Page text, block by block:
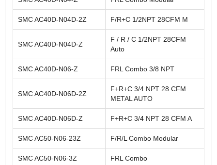
SMC AC40D-N04D-2Z F/R+C 1/2NPT 28CFM M
SMC AC40D-N04D-Z
F / R / C 1/2NPT 28CFM
Auto
SMC AC40D-N06-Z FRL Combo 3/8 NPT
SMC AC40D-N06D-2Z
F+R+C 3/4 NPT 28 CFM
METAL AUTO
SMC AC40D-N06D-Z F+R+C 3/4 NPT 28 CFM A
SMC AC50-N06-23Z F/R/L Combo Modular
SMC AC50-N06-3Z FRL Combo